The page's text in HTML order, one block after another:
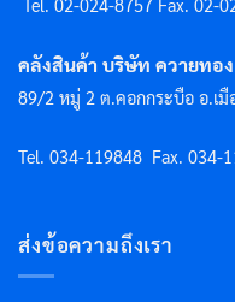
Tel. 02-024-8757 Fax. 02-
คลังสินค้า บริษัท ควายทอ
89/2 หมู่ 2 ต.คอกกระบือ อ.เมื
Tel. 034-119848 Fax. 034-
ส่งข้อความถึงเรา